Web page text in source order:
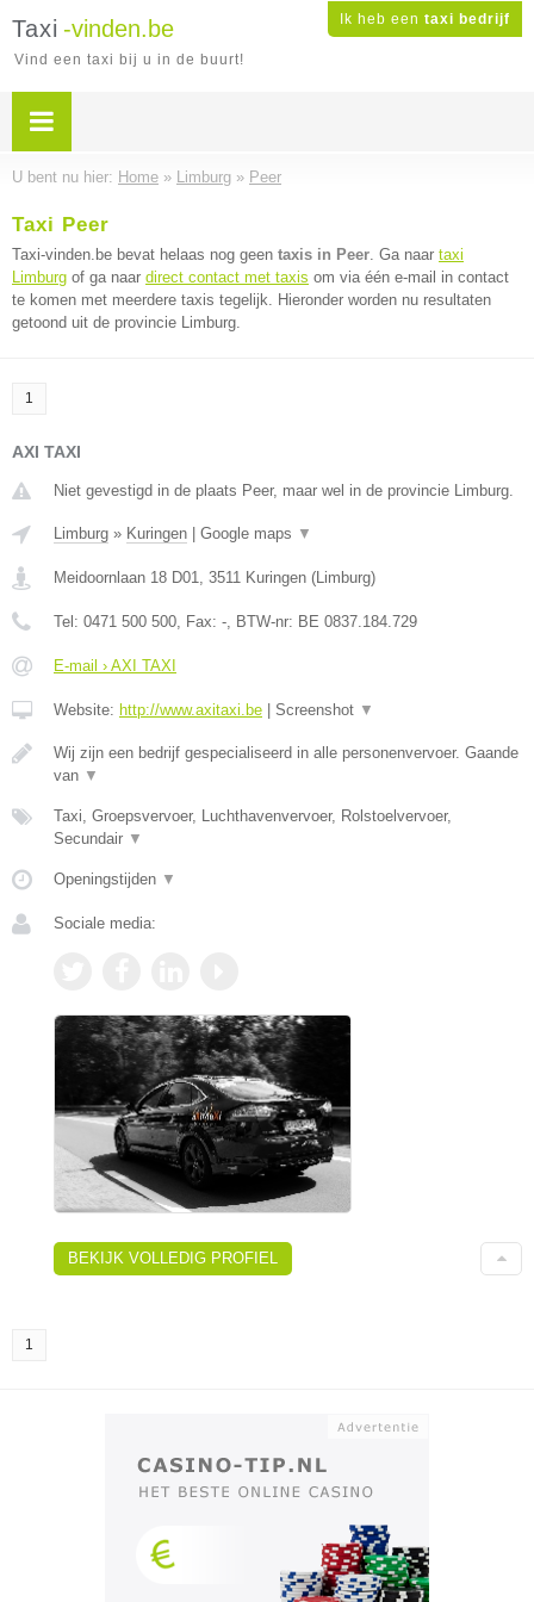
Ik heb een taxi bedrijf
Taxi -vinden.be
Vind een taxi bij u in de buurt!
U bent nu hier: Home » Limburg » Peer
Taxi Peer
Taxi-vinden.be bevat helaas nog geen taxis in Peer. Ga naar taxi
Limburg of ga naar direct contact met taxis om via één e-mail in contact
te komen met meerdere taxis tegelijk. Hieronder worden nu resultaten
getoond uit de provincie Limburg.
1
AXI TAXI
Niet gevestigd in de plaats Peer, maar wel in de provincie Limburg.
Limburg » Kuringen Google maps ▼
Meidoornlaan 18 D01, 3511 Kuringen (Limburg)
Tel: 0471 500 500, Fax: -, BTW-nr: BE 0837.184.729
E-mail › AXI TAXI
Website: http://www.axitaxi.be Screenshot ▼
Wij zijn een bedrijf gespecialiseerd in alle personenvervoer. Gaande
van ▼
Taxi, Groepsvervoer, Luchthavenvervoer, Rolstoelvervoer,
Secundair ▼
Openingstijden ▼
Sociale media:
BEKIJK VOLLEDIG PROFIEL
1